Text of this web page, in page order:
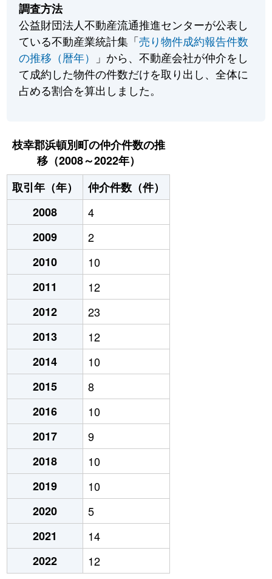
調査方法
公益財団法人不動産流通推進センターが公表し
ている不動産業統計集「売り物件成約報告件数
の推移（暦年）
」から、不動産会社が仲介をし
て成約した物件の件数だけを取り出し、全体に
占める割合を算出しました。
枝幸郡浜頓別町の仲介件数の推
移（2008～2022年）
取引年（年）
仲介件数（件）
2008
4
2009
2
2010
10
2011
12
2012
23
2013
12
2014
10
2015
8
2016
10
2017
9
2018
10
2019
10
2020
5
2021
14
2022
12